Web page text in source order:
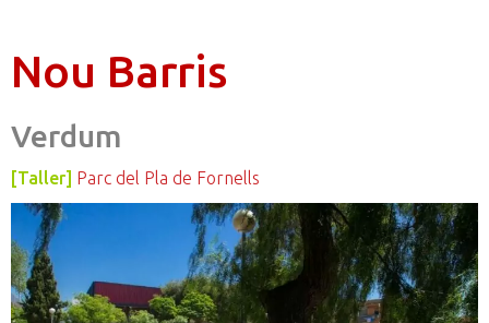
Nou Barris
Verdum
[Taller] Parc del Pla de Fornells